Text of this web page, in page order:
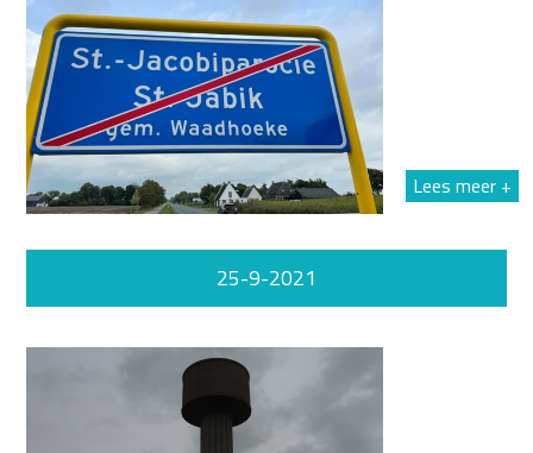
Lees meer +
25-9-2021